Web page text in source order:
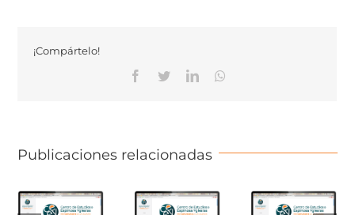
¡Compártelo!
Facebook
TwitterLinkedinWhatsapp
Publicaciones relacionadas